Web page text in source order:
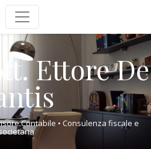
Ettore De
Contabile • Consulenza fiscale e